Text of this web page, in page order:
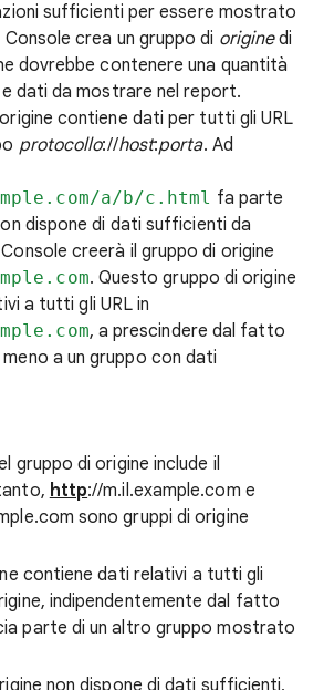
sufficienti per essere mostrato
crea un gruppo di originedi
dovrebbe contenere una quantità
dati da mostrare nel report.
contiene dati per tutti gli URL
protocollo://host:porta. Ad
a/b/c.html fa parte
dispone di dati sufficienti da
creerà il gruppo di origine
. Questo gruppo di origine
a tutti gli URL in
, a prescindere dal fatto
a un gruppo con dati
gruppo di origine include il
http://m.il.example.com e
sono gruppi di origine
contiene dati relativi a tutti gli
indipendentemente dal fatto
parte di un altro gruppo mostrato
non dispone di dati sufficienti,